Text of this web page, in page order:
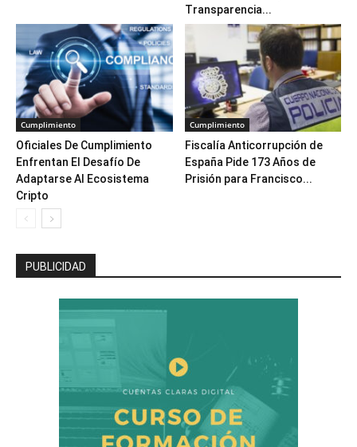
Transparencia...
Cumplimiento
Oficiales De Cumplimiento
Enfrentan El Desafío De
Adaptarse Al Ecosistema
Cripto
Cumplimiento
Fiscalía Anticorrupción de
España Pide 173 Años de
Prisión para Francisco...
PUBLICIDAD